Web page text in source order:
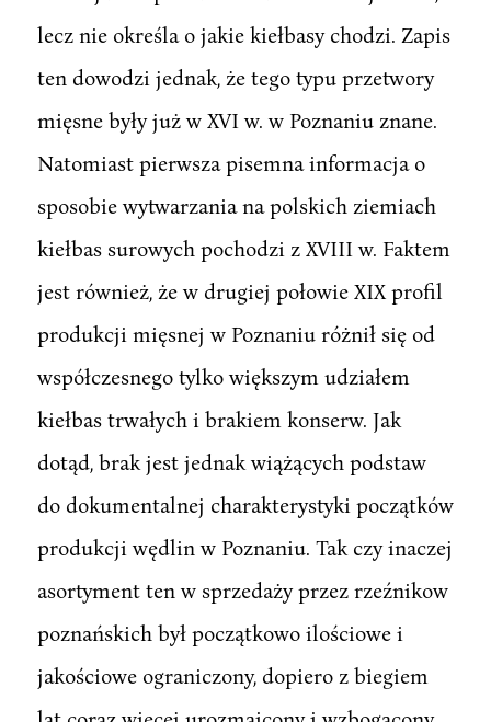
lecz nie określa o jakie kiełbasy chodzi. Zapis
ten dowodzi jednak, że tego typu przetwory
mięsne były już w XVI w. w Poznaniu znane.
Natomiast pierwsza pisemna informacja o
sposobie wytwarzania na polskich ziemiach
kiełbas surowych pochodzi z XVIII w. Faktem
jest również, że w drugiej połowie XIX profil
produkcji mięsnej w Poznaniu różnił się od
współczesnego tylko większym udziałem
kiełbas trwałych i brakiem konserw. Jak
dotąd, brak jest jednak wiążących podstaw
do dokumentalnej charakterystyki początków
produkcji wędlin w Poznaniu. Tak czy inaczej
asortyment ten w sprzedaży przez rzeźnikow
poznańskich był początkowo ilościowe i
jakościowe ograniczony, dopiero z biegiem